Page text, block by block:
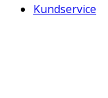
Kundservice